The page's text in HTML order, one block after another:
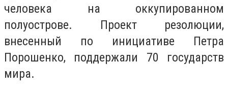
человека на оккупированном
полуострове. Проект резолюции,
внесенный по инициативе Петра
Порошенко, поддержали 70 государств
мира.